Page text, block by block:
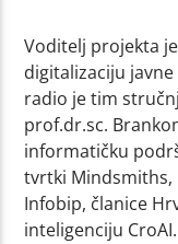
Voditelj projekta
digitalizaciju
radio je tim
prof.dr.sc.
informatičku
tvrtki Mindsmiths,
Infobip, članice
inteligenciju CroAI.